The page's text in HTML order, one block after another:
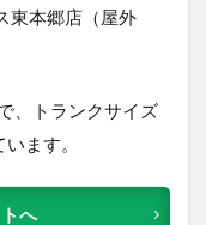
東本郷店（屋外
、トランクサイズ
ます。
へ